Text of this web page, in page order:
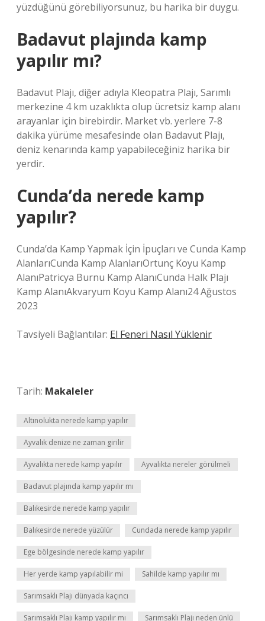
yüzdüğünü görebiliyorsunuz, bu harika bir duygu.
Badavut plajında kamp
yapılır mı?
Badavut Plajı, diğer adıyla Kleopatra Plajı, Sarımlı
merkezine 4 km uzaklıkta olup ücretsiz kamp alanı
arayanlar için birebirdir. Market vb. yerlere 7-8
dakika yürüme mesafesinde olan Badavut Plajı,
deniz kenarında kamp yapabileceğiniz harika bir
yerdir.
Cunda’da nerede kamp
yapılır?
Cunda’da Kamp Yapmak İçin İpuçları ve Cunda Kamp
AlanlarıCunda Kamp AlanlarıOrtunç Koyu Kamp
AlanıPatricya Burnu Kamp AlanıCunda Halk Plajı
Kamp AlanıAkvaryum Koyu Kamp Alanı24 Ağustos
2023
Tavsiyeli Bağlantılar: El Feneri Nasıl Yüklenir
Tarih: Makaleler
Altınolukta nerede kamp yapılır
Ayvalık denize ne zaman girilir
Ayvalıkta nerede kamp yapılır Ayvalıkta nereler görülmeli
Badavut plajında kamp yapılır mı
Balıkesirde nerede kamp yapılır
Balıkesirde nerede yüzülür Cundada nerede kamp yapılır
Ege bölgesinde nerede kamp yapılır
Her yerde kamp yapılabilir mi Sahilde kamp yapılır mı
Sarımsaklı Plajı dünyada kaçıncı
Sarımsaklı Plajı kamp yapılır mı Sarımsaklı Plajı neden ünlü